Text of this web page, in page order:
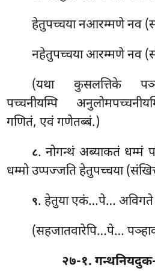
हेतुपच्चया नआरम्मणे नव
नहेतुपच्चया आरम्मणे नव
(यथा कुसलत्तिके
पच्चनीयम्पि
गणितं, एवं गणेतब्बं.)
८. नोगन्थं अब्याकतं धम्मं
धम्मो उप्पज्जति हेतुपच्चया
९. हेतुयाएकं…पे… अविगते
(सहजातवारेपि…पे…
२७-१.